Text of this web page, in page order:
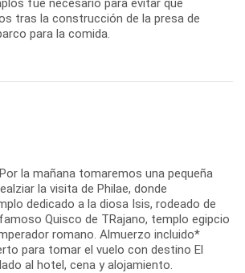
tras la construcción de la presa de
para la comida.
la mañana tomaremos una pequeña
la visita de Philae, donde
dedicado a la diosa Isis, rodeado de
Quisco de TRajano, templo egipcio
romano. Almuerzo incluido*
para tomar el vuelo con destino El
al hotel, cena y alojamiento.